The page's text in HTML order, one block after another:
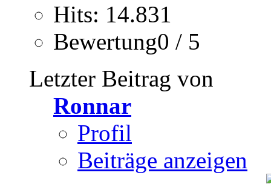
Hits: 14.831
Bewertung0 / 5
Letzter Beitrag von
Ronnar
Profil
Beiträge anzeigen